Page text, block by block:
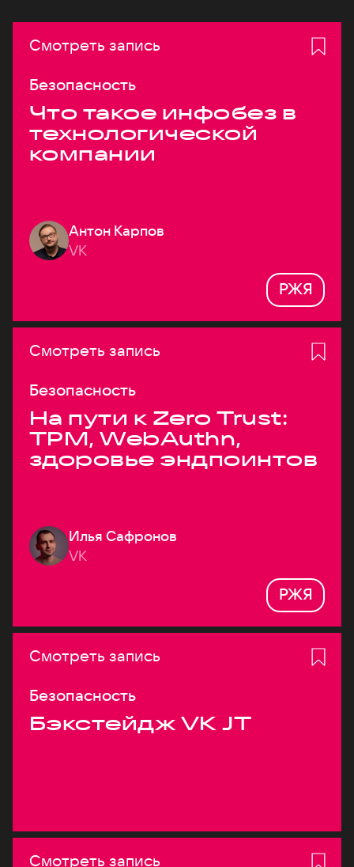
Смотреть запись
Безопасность
Что такое инфобез в
технологической
компании
Антон Карпов
VK
РЖЯ
Смотреть запись
Безопасность
На пути к Zero Trust:
TPM, WebAuthn,
здоровье эндпоинтов
Илья Сафронов
VK
РЖЯ
Смотреть запись
Безопасность
Бэкстейдж VK JT
Смотреть запись